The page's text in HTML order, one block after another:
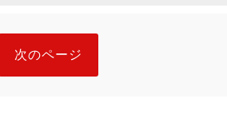
次のページ